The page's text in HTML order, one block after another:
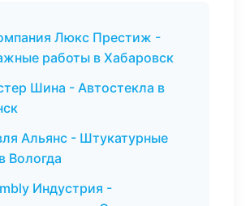
Люкс Престиж -
работы в Хабаровск
Шина - Автостекла в
Альянс - Штукатурные
Вологда
Индустрия -